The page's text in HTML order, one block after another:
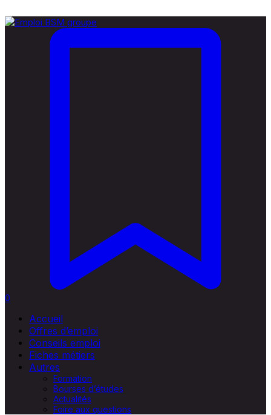
0
Accueil
Offres d’emploi
Conseils emploi
Fiches métiers
Autres
Formation
Bourses d’études
Actualités
Foire aux questions